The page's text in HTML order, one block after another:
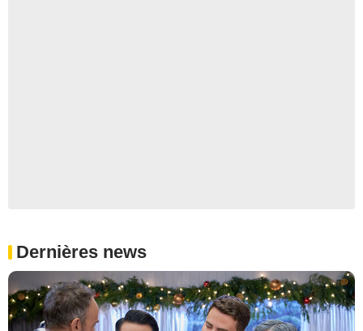
Dernières news